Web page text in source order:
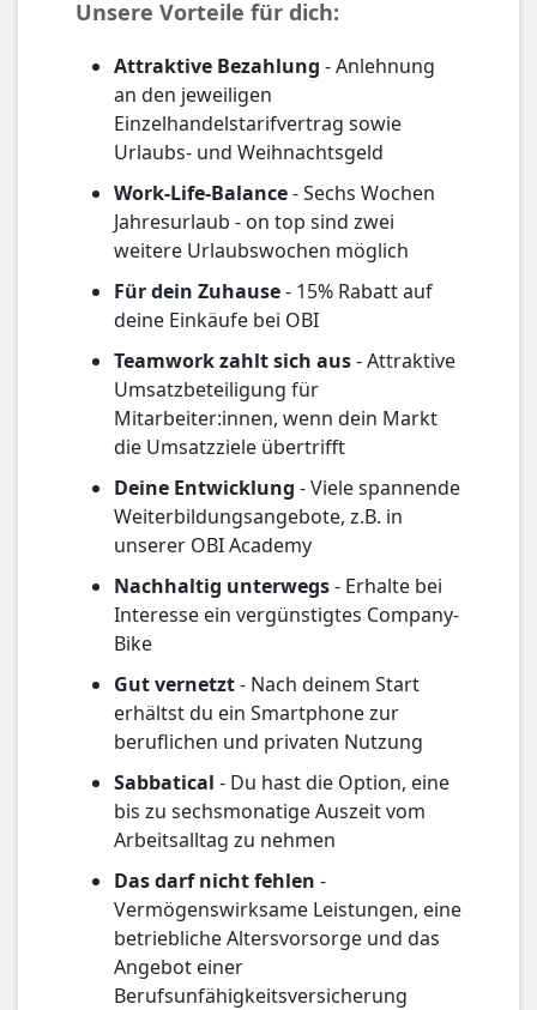
Unsere Vorteile für dich:
Attraktive Bezahlung - Anlehnung
an den jeweiligen
Einzelhandelstarifvertrag sowie
Urlaubs- und Weihnachtsgeld
Work-Life-Balance- Sechs Wochen
Jahresurlaub - on top sind zwei
weitere Urlaubswochen möglich
Für dein Zuhause- 15% Rabatt auf
deine Einkäufe bei OBI
Teamwork zahlt sich aus- Attraktive
Umsatzbeteiligung für
Mitarbeiter:innen, wenn dein Markt
die Umsatzziele übertrifft
Deine Entwicklung - Viele spannende
Weiterbildungsangebote, z.B. in
unserer OBI Academy
Nachhaltig unterwegs- Erhalte bei
Interesse ein vergünstigtes Company-
Bike
Gut vernetzt- Nach deinem Start
erhältst du ein Smartphone zur
beruflichen und privaten Nutzung
Sabbatical - Du hast die Option, eine
bis zu sechsmonatige Auszeit vom
Arbeitsalltag zu nehmen
Das darf nicht fehlen -
Vermögenswirksame Leistungen, eine
betriebliche Altersvorsorge und das
Angebot einer
Berufsunfähigkeitsversicherung